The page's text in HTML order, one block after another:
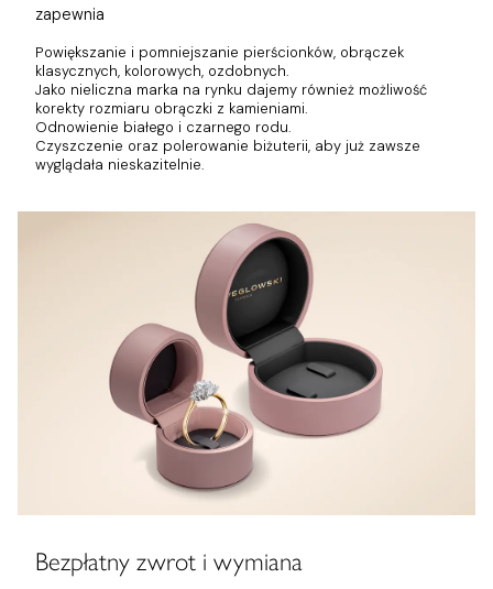
zapewnia
Powiększanie i pomniejszanie pierścionków, obrączek
klasycznych, kolorowych, ozdobnych.
Jako nieliczna marka na rynku dajemy również możliwość
korekty rozmiaru obrączki z kamieniami.
Odnowienie białego i czarnego rodu.
Czyszczenie oraz polerowanie biżuterii, aby już zawsze
wyglądała nieskazitelnie.
Bezpłatny zwrot i wymiana